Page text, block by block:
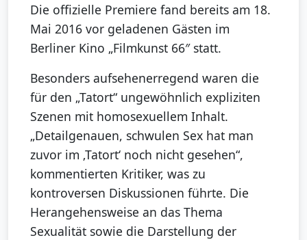
Die offizielle Premiere fand bereits am 18.
Mai 2016 vor geladenen Gästen im
Berliner Kino „Filmkunst 66″ statt.
Besonders aufsehenerregend waren die
für den „Tatort“ ungewöhnlich expliziten
Szenen mit homosexuellem Inhalt.
„Detailgenauen, schwulen Sex hat man
zuvor im ‚Tatort‘ noch nicht gesehen“,
kommentierten Kritiker, was zu
kontroversen Diskussionen führte. Die
Herangehensweise an das Thema
Sexualität sowie die Darstellung der